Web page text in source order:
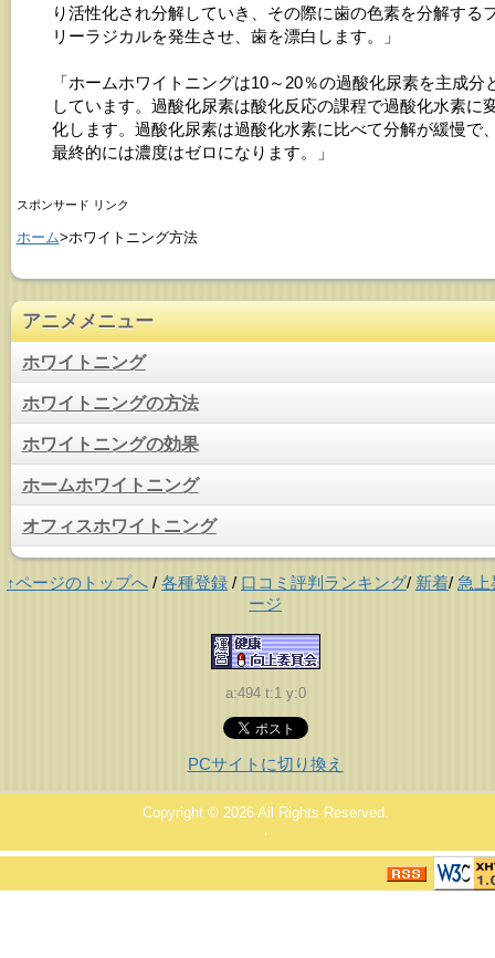
り活性化され分解していき、その際に歯の色素を分解する
リーラジカルを発生させ、歯を漂白します。」
「ホームホワイトニングは10～20％の過酸化尿素を主成分
しています。過酸化尿素は酸化反応の課程で過酸化水素に
化します。過酸化尿素は過酸化水素に比べて分解が緩慢で
最終的には濃度はゼロになります。」
スポンサード リンク
ホーム>ホワイトニング方法
アニメメニュー
ホワイトニング
ホワイトニングの方法
ホワイトニングの効果
ホームホワイトニング
オフィスホワイトニング
↑ページのトップへ / 各種登録 / 口コミ評判ランキング/ 新着/ 急上
ージ
a:494 t:1 y:0
PCサイトに切り換え
Copyright © 2026 All Rights Reserved.
，